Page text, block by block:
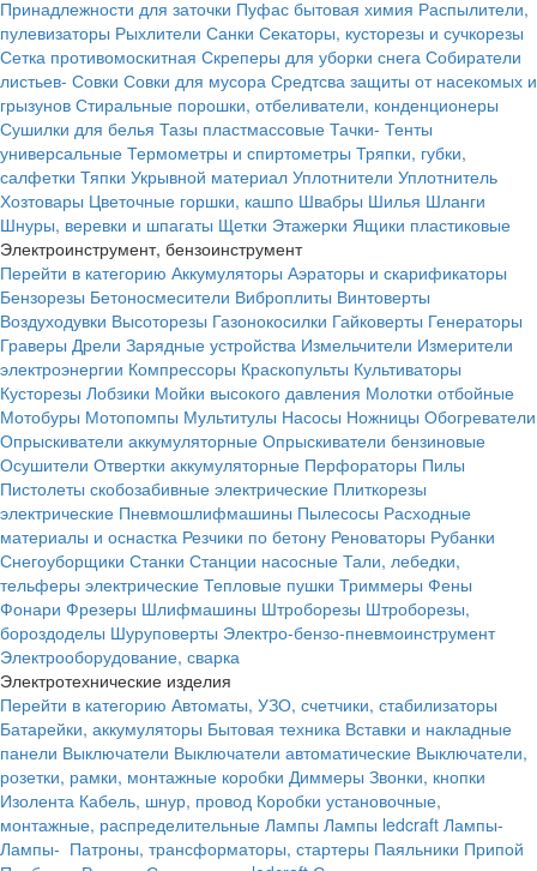
Принадлежности для заточки Пуфас бытовая химия Распылители,
пулевизаторы Рыхлители Санки Секаторы, кусторезы и сучкорезы
Сетка противомоскитная Скреперы для уборки снега Собиратели
листьев- Совки Совки для мусора Средтсва защиты от насекомых и
грызунов Стиральные порошки, отбеливатели, конденционеры
Сушилки для белья Тазы пластмассовые Тачки- Тенты
универсальные Термометры и спиртометры Тряпки, губки,
салфетки Тяпки Укрывной материал Уплотнители Уплотнитель
Хозтовары Цветочные горшки, кашпо Швабры Шилья Шланги
Шнуры, веревки и шпагаты Щетки Этажерки Ящики пластиковые
Электроинструмент, бензоинструмент
Перейти в категорию Аккумуляторы Аэраторы и скарификаторы
Бензорезы Бетоносмесители Виброплиты Винтоверты
Воздуходувки Высоторезы Газонокосилки Гайковерты Генераторы
Граверы Дрели Зарядные устройства Измельчители Измерители
электроэнергии Компрессоры Краскопульты Культиваторы
Кусторезы Лобзики Мойки высокого давления Молотки отбойные
Мотобуры Мотопомпы Мультитулы Насосы Ножницы Обогреватели
Опрыскиватели аккумуляторные Опрыскиватели бензиновые
Осушители Отвертки аккумуляторные Перфораторы Пилы
Пистолеты скобозабивные электрические Плиткорезы
электрические Пневмошлифмашины Пылесосы Расходные
материалы и оснастка Резчики по бетону Реноваторы Рубанки
Снегоуборщики Станки Станции насосные Тали, лебедки,
тельферы электрические Тепловые пушки Триммеры Фены
Фонари Фрезеры Шлифмашины Штроборезы Штроборезы,
бороздоделы Шуруповерты Электро-бензо-пневмоинструмент
Электрооборудование, сварка
Электротехнические изделия
Перейти в категорию Автоматы, УЗО, счетчики, стабилизаторы
Батарейки, аккумуляторы Бытовая техника Вставки и накладные
панели Выключатели Выключатели автоматические Выключатели,
розетки, рамки, монтажные коробки Диммеры Звонки, кнопки
Изолента Кабель, шнур, провод Коробки установочные,
монтажные, распределительные Лампы Лампы ledcraft Лампы-
Лампы- Патроны, трансформаторы, стартеры Паяльники Припой